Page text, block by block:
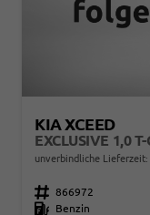
KIA XCEED
unverbindliche Lieferzeit:
Fahrzeugnr. 866972
Kraftstoff
Benzin